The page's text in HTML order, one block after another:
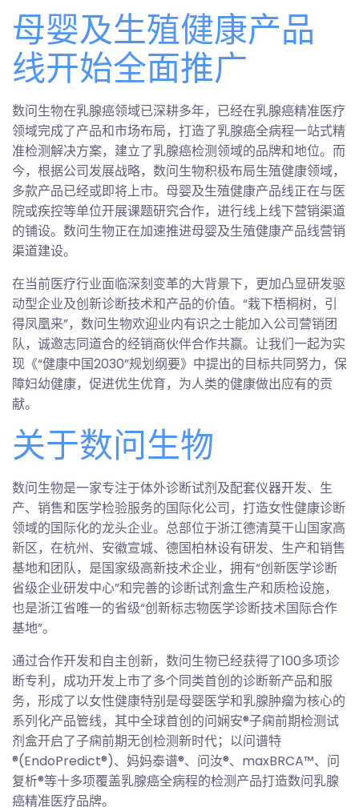
母婴及生殖健康产品
线开始全面推广
数问生物在乳腺癌领域已深耕多年，已经在乳腺癌精准医疗
领域完成了产品和市场布局，打造了乳腺癌全病程一站式精
准检测解决方案，建立了乳腺癌检测领域的品牌和地位。而
今，根据公司发展战略，数问生物积极布局生殖健康领域，
多款产品已经或即将上市。母婴及生殖健康产品线正在与医
院或疾控等单位开展课题研究合作，进行线上线下营销渠道
的铺设。数问生物正在加速推进母婴及生殖健康产品线营销
渠道建设。
在当前医疗行业面临深刻变革的大背景下，更加凸显研发驱
动型企业及创新诊断技术和产品的价值。“栽下梧桐树，引
得凤凰来”，数问生物欢迎业内有识之士能加入公司营销团
队，诚邀志同道合的经销商伙伴合作共赢。让我们一起为实
现《“健康中国2030”规划纲要》中提出的目标共同努力，保
障妇幼健康，促进优生优育，为人类的健康做出应有的贡
献。
关于数问生物
数问生物是一家专注于体外诊断试剂及配套仪器开发、生
产、销售和医学检验服务的国际化公司，打造女性健康诊断
领域的国际化的龙头企业。总部位于浙江德清莫干山国家高
新区，在杭州、安徽宣城、德国柏林设有研发、生产和销售
基地和团队，是国家级高新技术企业，拥有“创新医学诊断
省级企业研发中心”和完善的诊断试剂盒生产和质检设施，
也是浙江省唯一的省级“创新标志物医学诊断技术国际合作
基地”。
通过合作开发和自主创新，数问生物已经获得了100多项诊
断专利，成功开发上市了多个同类首创的诊断新产品和服
务，形成了以女性健康特别是母婴医学和乳腺肿瘤为核心的
系列化产品管线，其中全球首创的问娴安®子痫前期检测试
剂盒开启了子痫前期无创检测新时代；以问谱特
®(EndoPredict®)、妈妈泰谱®、问汝®、maxBRCA™、问
复析®等十多项覆盖乳腺癌全病程的检测产品打造数问乳腺
癌精准医疗品牌。